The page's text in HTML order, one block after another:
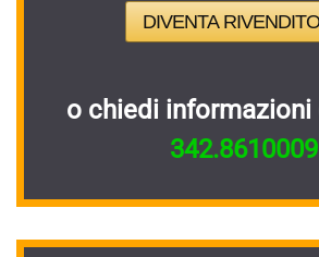
DIVENTA
o chiedi informazioni
342.8610009